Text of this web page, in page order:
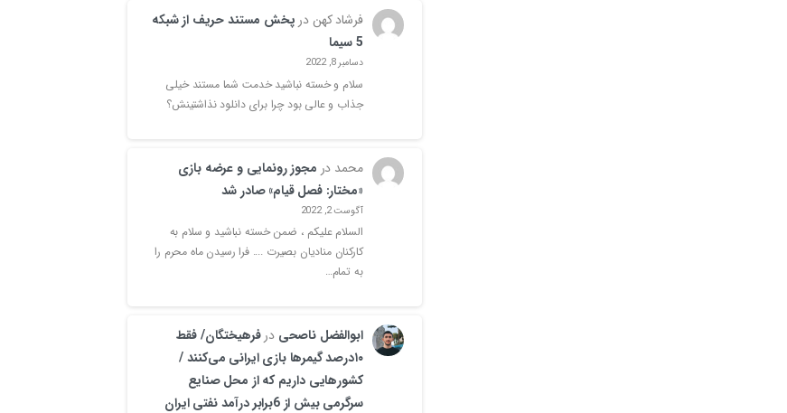
فرشاد کهن در پخش مستند حریف از شبکه
5 سیما
دسامبر 8, 2022
سلام و خسته نباشید خدمت شما مستند خیلی
جذاب و عالی بود چرا برای دانلود نذاشتینش؟
محمد در مجوز رونمایی و عرضه بازی
«مختار: فصل قیام» صادر شد
آگوست 2, 2022
السلام علیکم ، ضمن خسته نباشید و سلام به
کارکنان منادیان بصیرت .... فرا رسیدن ماه محرم را
به تمام…
ابوالفضل ناصحی درفرهیختگان/ فقط
۱۰درصد گیمرها بازی ایرانی می‌کنند /
کشورهایی داریم که از محل صنایع
سرگرمی بیش از 6برابر درآمد نفتی ایران